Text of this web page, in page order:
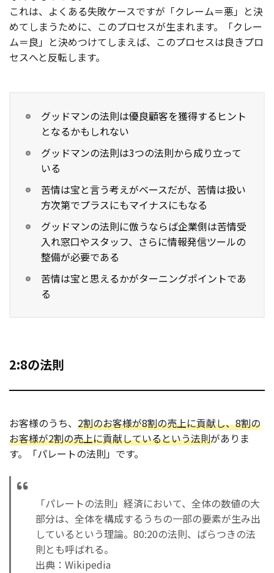
これは、よくある失敗ケースですが「クレーム＝悪」と決
めてしまうために、このプロセスが生まれます。「クレー
ム＝良」と決めつけてしまえば、このプロセスは良きプロ
セスへと反転します。
グッドマンの法則は優良顧客を獲得するヒント
となるかもしれない
グッドマンの法則は3つの法則から成り立って
いる
苦情は宝と言う考えがベースだが、苦情は扱い
方次第でプラスにもマイナスにもなる
グッドマンの法則に倣うならば企業側は苦情受
入れ窓口やスタッフ、さらに情報発信ツールの
整備が必要である
苦情は宝と思えるかがターニングポイントであ
る
2:8の法則
お客様のうち、 2割のお客様が8割の売上に貢献し、8割の
お客様が2割の売上に貢献しているという法則がありま
す。「パレートの法則」です。
「パレートの法則」経済において、全体の数値の大
部分は、全体を構成するうちの一部の要素が生み出
しているという理論。80:20の法則、ばらつきの法
則とも呼ばれる。
出典：Wikipedia